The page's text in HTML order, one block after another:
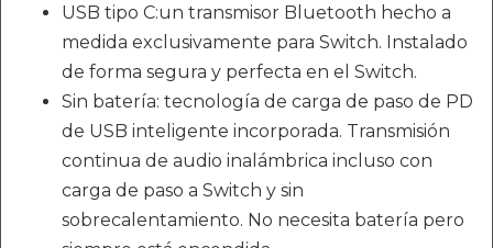
USB tipo C:un transmisor Bluetooth hecho a
medida exclusivamente para Switch. Instalado
de forma segura y perfecta en el Switch.
Sin batería: tecnología de carga de paso de PD
de USB inteligente incorporada. Transmisión
continua de audio inalámbrica incluso con
carga de paso a Switch y sin
sobrecalentamiento. No necesita batería pero